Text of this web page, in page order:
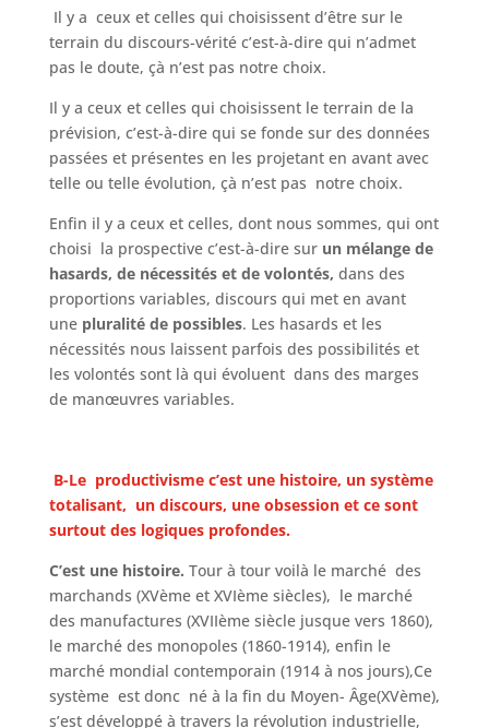
Il y a ceux et celles qui choisissent d’être sur le
terrain du discours-vérité c’est-à-dire qui n’admet
pas le doute, çà n’est pas notre choix.
Il y a ceux et celles qui choisissent le terrain de la
prévision, c’est-à-dire qui se fonde sur des données
passées et présentes en les projetant en avant avec
telle ou telle évolution, çà n’est pas notre choix.
Enfin il y a ceux et celles, dont nous sommes, qui ont
choisi la prospective c’est-à-dire sur un mélange de
hasards, de nécessités et de volontés, dans des
proportions variables, discours qui met en avant
une pluralité de possibles. Les hasards et les
nécessités nous laissent parfois des possibilités et
les volontés sont là qui évoluent dans des marges
de manœuvres variables.
B-Le productivisme c’est une histoire, un système
totalisant, un discours, une obsession et ce sont
surtout des logiques profondes.
C’est une histoire. Tour à tour voilà le marché des
marchands (XVème et XVIème siècles), le marché
des manufactures (XVIIème siècle jusque vers 1860),
le marché des monopoles (1860-1914), enfin le
marché mondial contemporain (1914 à nos jours),Ce
système est donc né à la fin du Moyen- Âge(XVème),
s’est développé à travers la révolution industrielle,